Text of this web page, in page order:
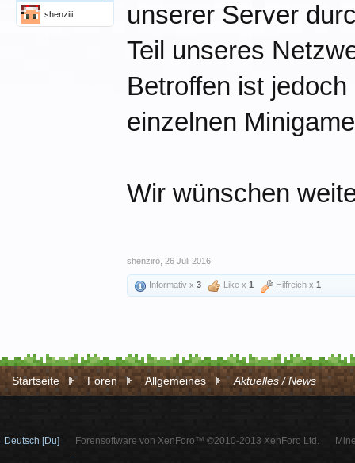
shenziii
unserer Server
Teil unseres
Betroffen ist
einzelnen
Wir wünschen
shenziro 26 Juli 2016
Informativ x 3 Like x 1 Hilfreich x 1
Startseite Foren Allgemeines Aktuelles / News
Deutsch [Du]
Forensoftware von XenForo™ ©2010-2013 XenForo Ltd.
-